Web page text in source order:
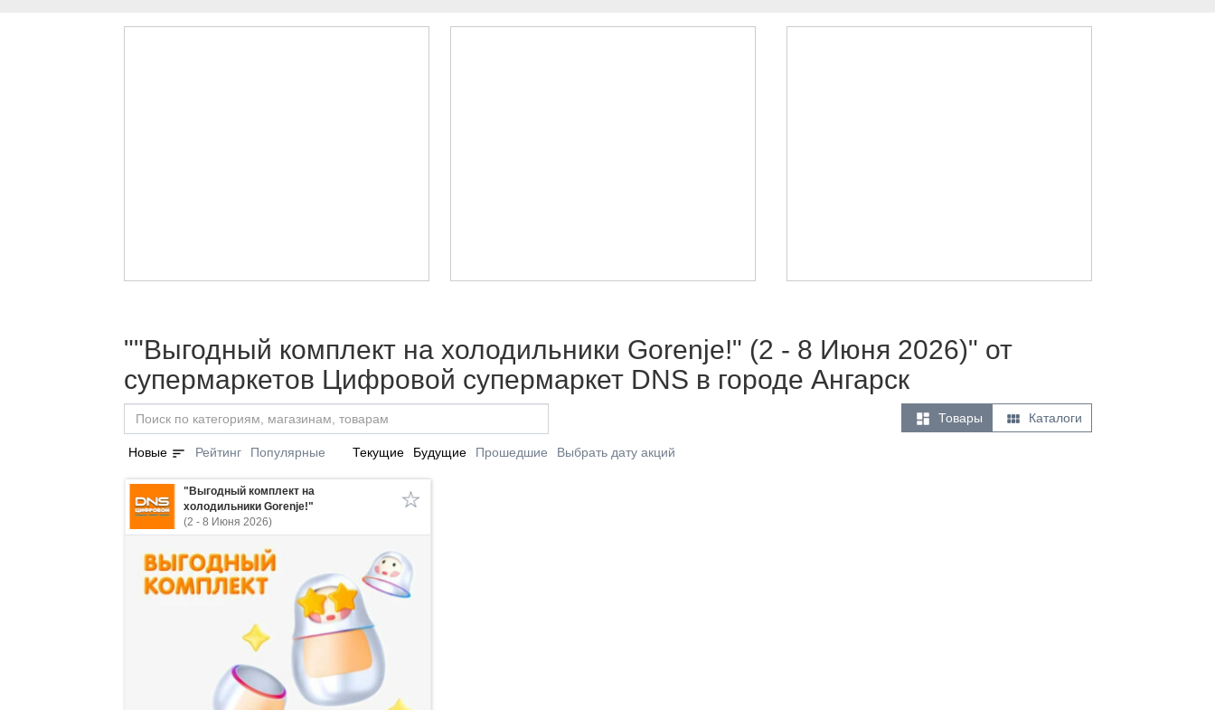
""Выгодный комплект на холодильники Gorenje!" (2 - 8 Июня 2026)" от
супермаркетов Цифровой супермаркет DNS в городе Ангарск
 Товары  Каталоги
Новые sort Рейтинг Популярные Текущие Будущие Прошедшие Выбрать дату акций
"Выгодный комплект на
холодильники Gorenje!"
(2 - 8 Июня 2026)